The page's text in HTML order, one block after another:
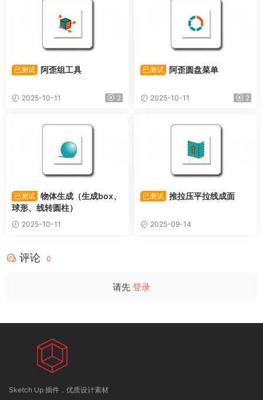
已测试 阿歪组工具
2025-10-11 2
已测试 阿歪圆盘菜单
2025-10-11 2
已测试 物体生成（生成box、
球形、线转圆柱）
2025-10-11
已测试 推拉压平拉线成面
2025-09-14
评论 0
请先 登录
Sketch Up 插件，优质设计素材